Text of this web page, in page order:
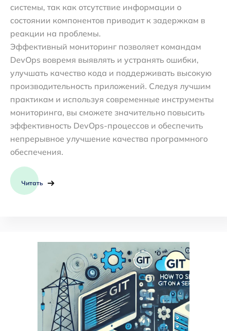
системы, так как отсутствие информации о
состоянии компонентов приводит к задержкам в
реакции на проблемы.
Эффективный мониторинг позволяет командам
DevOps вовремя выявлять и устранять ошибки,
улучшать качество кода и поддерживать высокую
производительность приложений. Следуя лучшим
практикам и используя современные инструменты
мониторинга, вы сможете значительно повысить
эффективность DevOps-процессов и обеспечить
непрерывное улучшение качества программного
обеспечения.
Читать